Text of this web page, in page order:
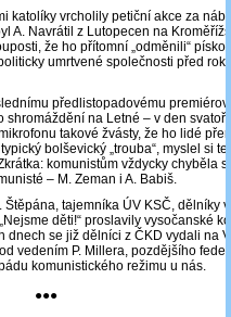
katolíky vrcholily petiční akce za
A. Navrátil z Lutopecen na
že ho přítomní „odměnili“
umrtvené společnosti před
předlistopadovému
shromáždění na Letné – v den
takové žvásty, že ho lidé
bolševický „trouba“, myslel si
komunistům vždycky chyběla
– M. Zeman i A. Babiš.
tajemníka ÚV KSČ, dělníky
děti!“ proslavily vysočanské
dnech se již dělníci z ČKD vydali na
vedením P. Millera, pozdějšího
komunistického režimu u nás.
●●●